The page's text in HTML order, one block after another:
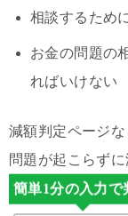
相談するため
お金の問題の
ればいけない
減額判定ページ
問題が起こらず
簡単1分の入力で